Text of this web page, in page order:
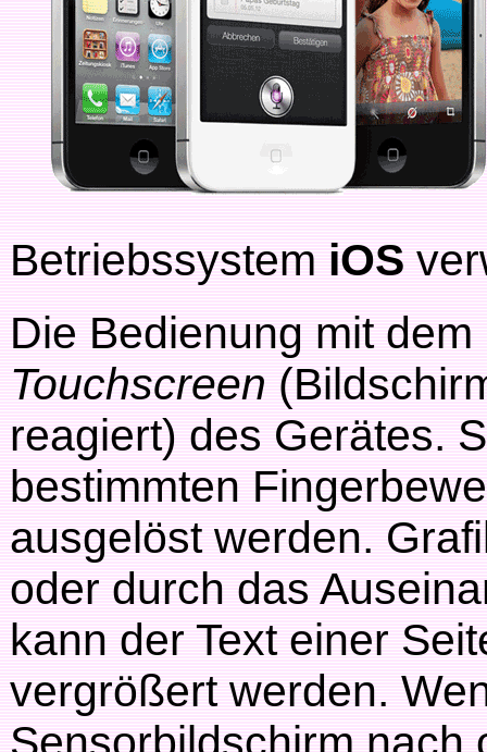
BetriebssystemiOS
Die Bedienung mit dem
Touchscreen
reagiert) des Gerätes.
bestimmten
ausgelöst werden.
oder durch das
kann der Text einer
vergrößert werden.